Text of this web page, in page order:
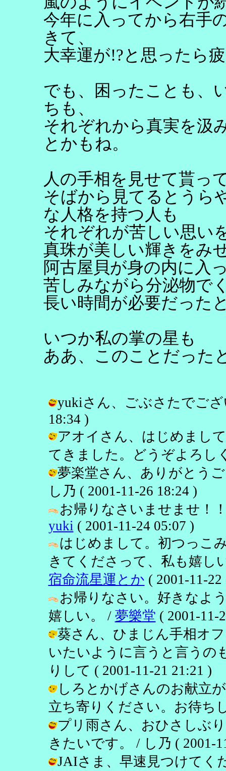
今年に入ってから右手
きて、
大幸運が!?と思ったら
でも、困ったことも、
ちも、
それぞれから真実を汲
とかもね。
人の手相を見せて貰っ
そばから見てるとうら
な人格を持つ人も
それぞれが苦しい思い
真珠が美しい輝きをみ
阿古屋貝が身の内に入
苦しみながら分泌物で
長い時間が必要だった
いつか私の掌の星も
ああ、このことだった
yukiさん、ごぶさたでござ
18:34 )
アオイさん、はじめまし
てきました。どうぞよろし
夢楽堂さん、ありがとう
し乃 ( 2001-11-26 18:24 )
お帰りなさいませませ！
yuki ( 2001-11-24 05:07 )
はじめまして。初つっこ
きてくださって、私も嬉し
宿命流星運とか ( 2001-11-22
お帰りなさい。好きなよ
嬉しい。 / 夢樂堂 ( 2001-11-
葵さん、ひまじん手相オ
いたいように言うと言うの
りして ( 2001-11-21 21:21 )
しろとかげさんのお献立
立ち寄りください。お待ち
プリ雨さん、おひさしぶ
きたいです。 / し乃 ( 2001-
JAIさま、早速見つけてく